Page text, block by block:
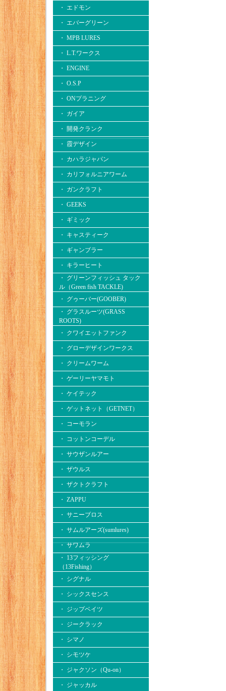
・ エドモン
・ エバーグリーン
・ MPB LURES
・ L.T.ワークス
・ ENGINE
・ O.S.P
・ ONプラニング
・ ガイア
・ 開発クランク
・ 霞デザイン
・ カハラジャパン
・ カリフォルニアワーム
・ ガンクラフト
・ GEEKS
・ ギミック
・ キャスティーク
・ ギャンブラー
・ キラーヒート
・ グリーンフィッシュ タック
ル（Green fish TACKLE)
・ グゥーバー(GOOBER)
・ グラスルーツ(GRASS
ROOTS)
・ クワイエットファンク
・ グローデザインワークス
・ クリームワーム
・ ゲーリーヤマモト
・ ケイテック
・ ゲットネット（GETNET）
・ コーモラン
・ コットンコーデル
・ サウザンルアー
・ ザウルス
・ ザクトクラフト
・ ZAPPU
・ サニーブロス
・ サムルアーズ(sumlures)
・ サワムラ
・ 13フィッシング
（13Fishing）
・ シグナル
・ シックスセンス
・ ジップベイツ
・ ジークラック
・ シマノ
・ シモツケ
・ ジャクソン（Qu-on）
・ ジャッカル